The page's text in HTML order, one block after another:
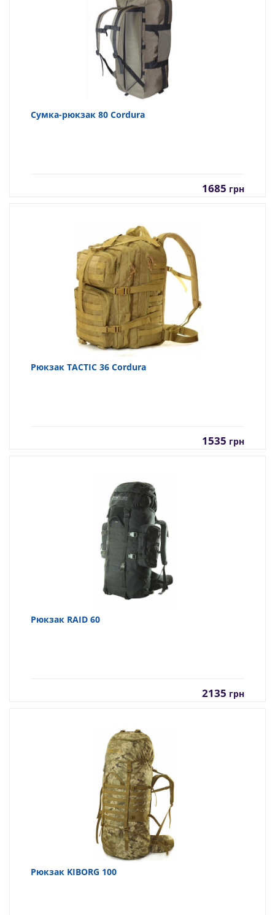
Сумка-рюкзак 80 Cordura
1685 грн
Рюкзак TACTIC 36 Cordura
1535 грн
Рюкзак RAID 60
2135 грн
Рюкзак KIBORG 100